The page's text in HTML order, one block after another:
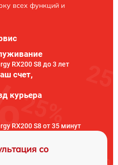
всех функций и
RX200 S8 до 3 лет
счет,
курьера
RX200 S8 от 35 минут
со